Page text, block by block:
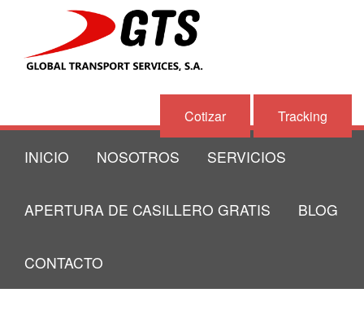
Cotizar Tracking
INICIO NOSOTROS SERVICIOS
APERTURA DE CASILLERO GRATIS BLOG
CONTACTO